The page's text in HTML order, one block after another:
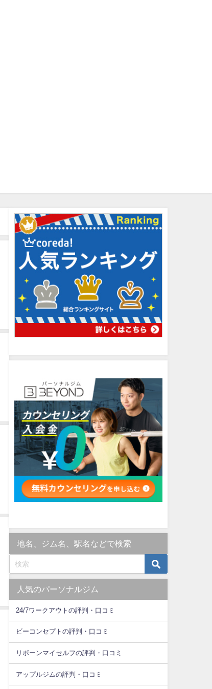
地名、ジム名、駅名などで検索
人気のパーソナルジム
24/7ワークアウトの評判・口コミ
ビーコンセプトの評判・口コミ
リボーンマイセルフの評判・口コミ
アップルジムの評判・口コミ